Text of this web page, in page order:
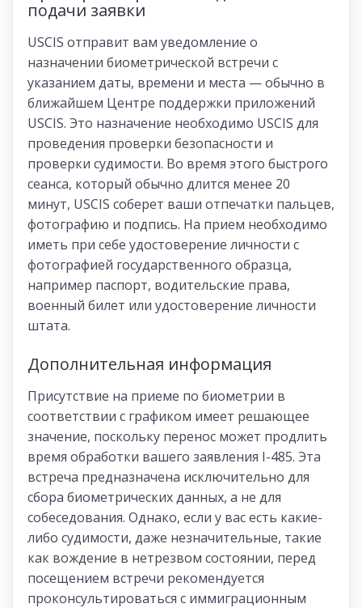
подачи заявки
USCIS отправит вам уведомление о
назначении биометрической встречи с
указанием даты, времени и места — обычно в
ближайшем Центре поддержки приложений
USCIS. Это назначение необходимо USCIS для
проведения проверки безопасности и
проверки судимости. Во время этого быстрого
сеанса, который обычно длится менее 20
минут, USCIS соберет ваши отпечатки пальцев,
фотографию и подпись. На прием необходимо
иметь при себе удостоверение личности с
фотографией государственного образца,
например паспорт, водительские права,
военный билет или удостоверение личности
штата.
Дополнительная информация
Присутствие на приеме по биометрии в
соответствии с графиком имеет решающее
значение, поскольку перенос может продлить
время обработки вашего заявления I-485. Эта
встреча предназначена исключительно для
сбора биометрических данных, а не для
собеседования. Однако, если у вас есть какие-
либо судимости, даже незначительные, такие
как вождение в нетрезвом состоянии, перед
посещением встречи рекомендуется
проконсультироваться с иммиграционным